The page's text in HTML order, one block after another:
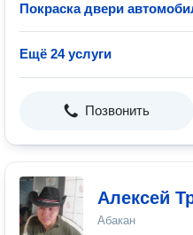
Покраска двери
Ещё 24 услуги
Позвонить
Алексей
Абакан